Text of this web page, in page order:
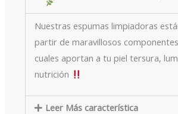
Nuestras espumas limpiadoras
partir de maravillosos
cuales aportan a tu piel tersura,
nutrición
Leer Más característica